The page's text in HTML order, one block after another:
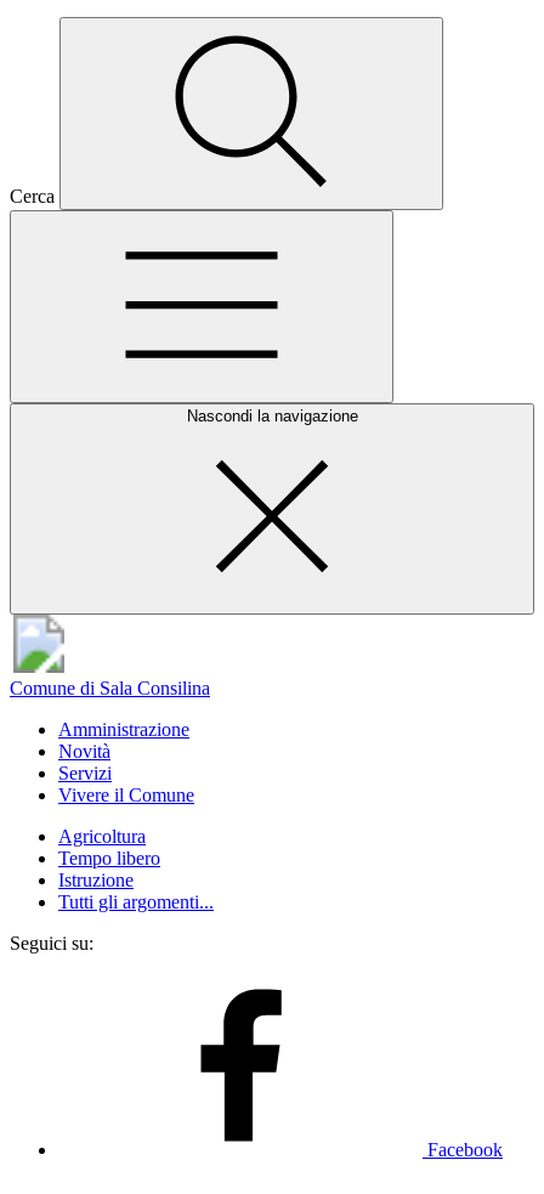
Cerca
Nascondi la navigazione
Comune di Sala Consilina
Amministrazione
Novità
Servizi
Vivere il Comune
Agricoltura
Tempo libero
Istruzione
Tutti gli argomenti...
Seguici su:
Facebook